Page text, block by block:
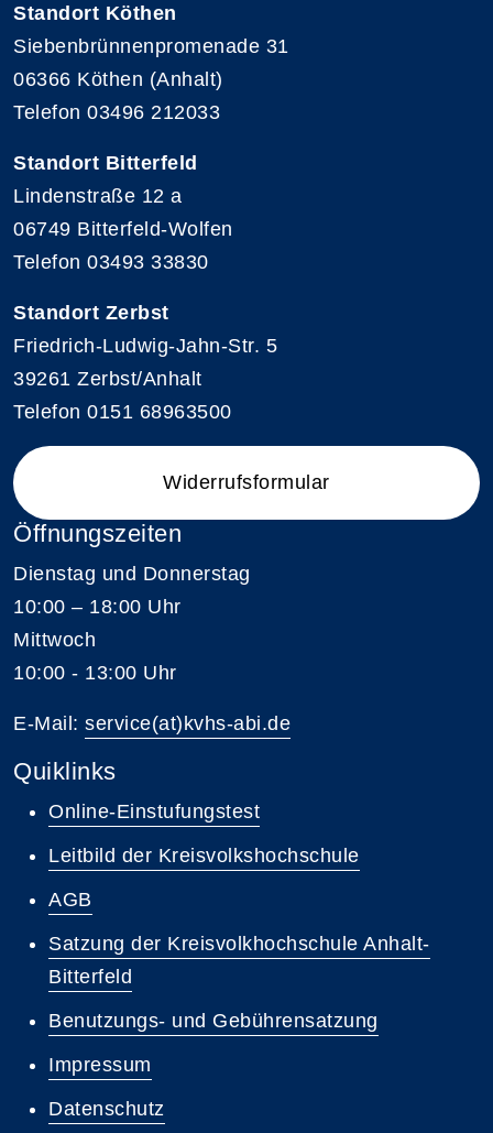
Standort Köthen
Siebenbrünnenpromenade 31
06366 Köthen (Anhalt)
Telefon 03496 212033
Standort Bitterfeld
Lindenstraße 12 a
06749 Bitterfeld-Wolfen
Telefon 03493 33830
Standort Zerbst
Friedrich-Ludwig-Jahn-Str. 5
39261 Zerbst/Anhalt
Telefon 0151 68963500
Widerrufsformular
Öffnungszeiten
Dienstag und Donnerstag
10:00 – 18:00 Uhr
Mittwoch
10:00 - 13:00 Uhr
E-Mail: service(at)kvhs-abi.de
Quiklinks
Online-Einstufungstest
Leitbild der Kreisvolkshochschule
AGB
Satzung der Kreisvolkhochschule Anhalt-
Bitterfeld
Benutzungs- und Gebührensatzung
Impressum
Datenschutz